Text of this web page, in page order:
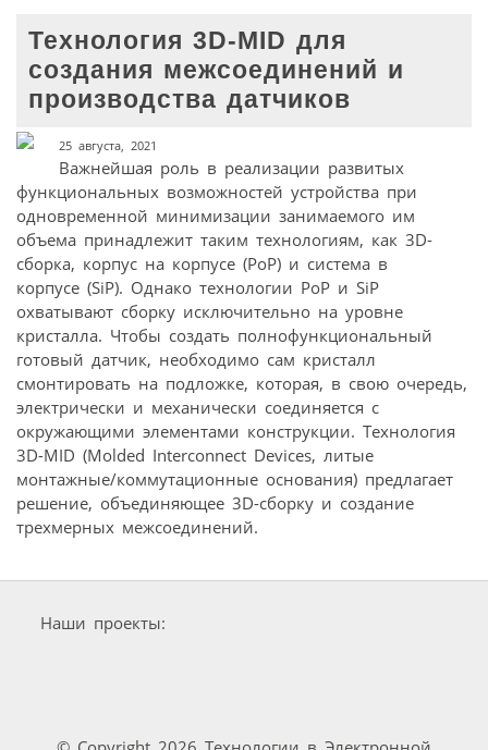
Технология 3D-MID для
создания межсоединений и
производства датчиков
25 августа, 2021
Важнейшая роль в реализации развитых
функциональных возможностей устройства при
одновременной минимизации занимаемого им
объема принадлежит таким технологиям, как 3D-
сборка, корпус на корпусе (PoP) и система в
корпусе (SiP). Однако технологии PoP и SiP
охватывают сборку исключительно на уровне
кристалла. Чтобы создать полнофункциональный
готовый датчик, необходимо сам кристалл
смонтировать на подложке, которая, в свою очередь,
электрически и механически соединяется с
окружающими элементами конструкции. Технология
3D-MID (Molded Interconnect Devices, литые
монтажные/коммутационные основания) предлагает
решение, объединяющее 3D-сборку и создание
трехмерных межсоединений.
Наши проекты: